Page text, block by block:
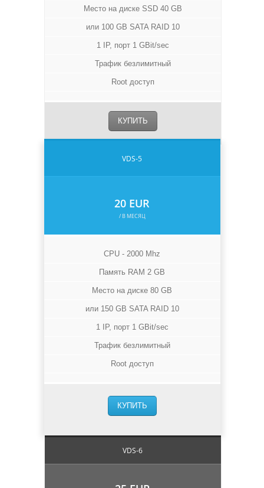
Место на диске SSD 40 GB
или 100 GB SATA RAID 10
1 IP, порт 1 GBit/sec
Трафик безлимитный
Root доступ
КУПИТЬ
VDS-5
20 EUR
/ В МЕСЯЦ
CPU - 2000 Mhz
Память RAM 2 GB
Место на диске 80 GB
или 150 GB SATA RAID 10
1 IP, порт 1 GBit/sec
Трафик безлимитный
Root доступ
КУПИТЬ
VDS-6